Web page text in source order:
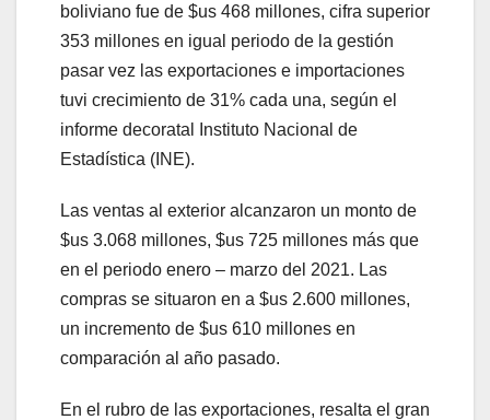
boliviano fue de $us 468 millones, cifra superior
353 millones en igual periodo de la gestión
pasar vez las exportaciones e importaciones
tuvi crecimiento de 31% cada una, según el
informe decoratal Instituto Nacional de
Estadística (INE).
Las ventas al exterior alcanzaron un monto de
$us 3.068 millones, $us 725 millones más que
en el periodo enero – marzo del 2021. Las
compras se situaron en a $us 2.600 millones,
un incremento de $us 610 millones en
comparación al año pasado.
En el rubro de las exportaciones, resalta el gran